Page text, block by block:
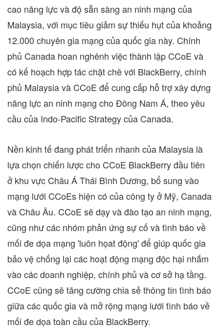
cao năng lực và độ sẵn sàng an ninh mạng của
Malaysia, với mục tiêu giảm sự thiếu hụt của khoảng
12.000 chuyên gia mạng của quốc gia này. Chính
phủ Canada hoan nghênh việc thành lập CCoE và
có kế hoạch hợp tác chặt chẽ với BlackBerry, chính
phủ Malaysiavà CCoE để cung cấp hỗ trợ xây dựng
năng lực an ninh mạng cho Đông Nam Á, theo yêu
cầu của Indo-Pacific Strategy của Canada.
Nền kinh tế đang phát triển nhanh của Malaysia là
lựa chọn chiến lược cho CCoE BlackBerry đầu tiên
ở khu vực Châu Á Thái Bình Dương, bổ sung vào
mạng lưới CCoEs hiện có của công ty ở Mỹ, Canada
và Châu Âu. CCoE sẽ dạy và đào tạo an ninh mạng,
cũng như các nhóm phản ứng sự cố và tình báo về
mối đe dọa mạng 'luôn họat động' để giúp quốc gia
bảo vệ chống lại các hoạt động mạng độc hại nhắm
vào các doanh nghiệp, chính phủ và cơ sở hạ tầng.
CCoE cũng sẽ tăng cường chia sẻ thông tin tình báo
giữa các quốc gia và mở rộng mạng lưới tình báo về
mối đe dọa toàn cầu của BlackBerry.